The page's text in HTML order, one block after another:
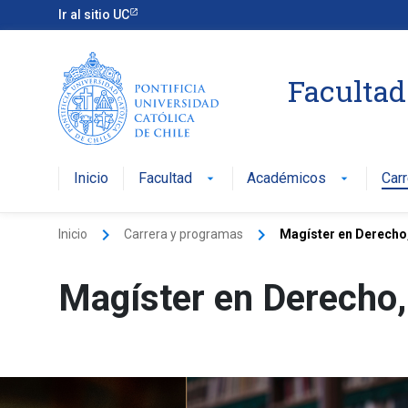
Ir al sitio UC
Inicio Facultad arrow_drop_down Académicos arrow_drop_down
Inicio keyboard_arrow_right Carrera y programas keyboard_arrow_right Magíster en
Magíster en